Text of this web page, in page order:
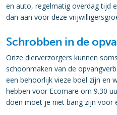
en auto, regelmatig overdag tijd
dan aan voor deze
Schrobben in de
Onze dierverzorgers kunnen
schoonmaken van de
een behoorlijk vieze boel zijn en
hebben voor Ecomare om 9.30
doen moet je niet bang zijn voor